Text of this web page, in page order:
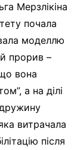
Мерзлікіна
почала
моделлю
прорив –
вона
а на ділі
витрачала
після